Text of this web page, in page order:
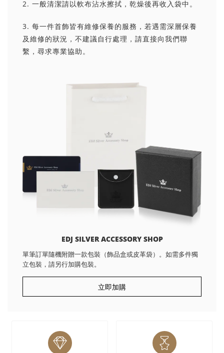
2. 一般清潔請以軟布沾水擦拭，乾燥後再收入袋中。
3. 每一件首飾皆有維修保養的服務，若遇需深層保養
及維修的狀況，不建議自行處理，請直接向我們聯
繫，尋求專業協助。
EDJ SILVER ACCESSORY SHOP
單筆訂單隨機附贈一款包裝（飾品盒或皮革袋）。如需多件獨
立包裝，請另行加購包裝。
立即加購